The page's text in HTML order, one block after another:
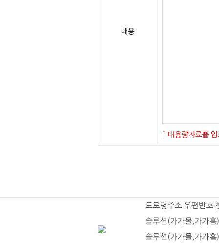
내용
↑ 대용량자료를
도로명주소 우편번호
솔루션(가가몰,가가
솔루션(가가몰,가가